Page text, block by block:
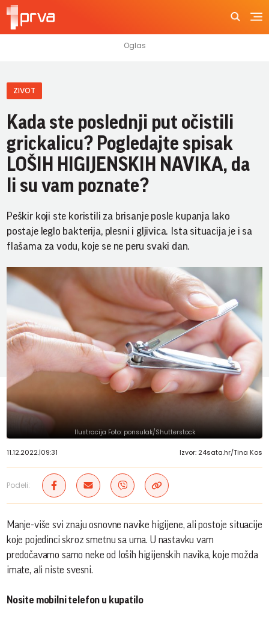
ZIVOT
Kada ste poslednji put očistili
grickalicu? Pogledajte spisak
LOŠIH HIGIJENSKIH NAVIKA, da
li su vam poznate?
Peškir koji ste koristili za brisanje posle kupanja lako
postaje leglo bakterija, plesni i gljivica. Ista situacija je i sa
flašama za vodu, koje se ne peru svaki dan.
Ilustracija Foto: ponsulak/Shutterstock
11.12.2022.|09:31 Izvor: 24sata.hr/Tina Kos
Podeli:
Manje-više svi znaju osnovne navike higijene, ali postoje situacije
koje pojedinci skroz smetnu sa uma. U nastavku vam
predočavamo samo neke od loših higijenskih navika, koje možda
imate, ali niste svesni.
Nosite mobilni telefon u kupatilo